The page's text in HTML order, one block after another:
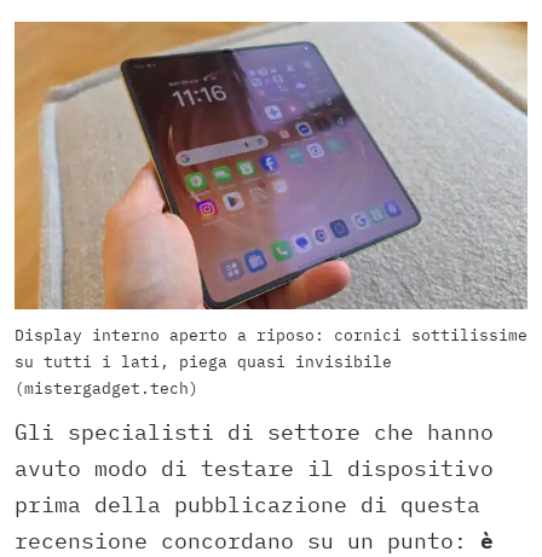
Display interno aperto a riposo: cornici sottilissime
su tutti i lati, piega quasi invisibile
(mistergadget.tech)
Gli specialisti di settore che hanno
avuto modo di testare il dispositivo
prima della pubblicazione di questa
recensione concordano su un punto: è